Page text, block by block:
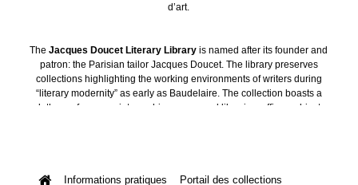
d’art.
TheJacques Doucet Literary Library is named after its founder and
patron: the Parisian tailor Jacques Doucet. The library preserves
collections highlighting the working environments of writers during
“literary modernity” as early as Baudelaire. The collection boasts a
plethora of manuscripts, archives, personal libraries, offices, objects
Informations pratiques
Portail des collections